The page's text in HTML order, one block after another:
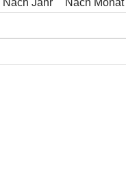
Nach Jahr Nach Monat